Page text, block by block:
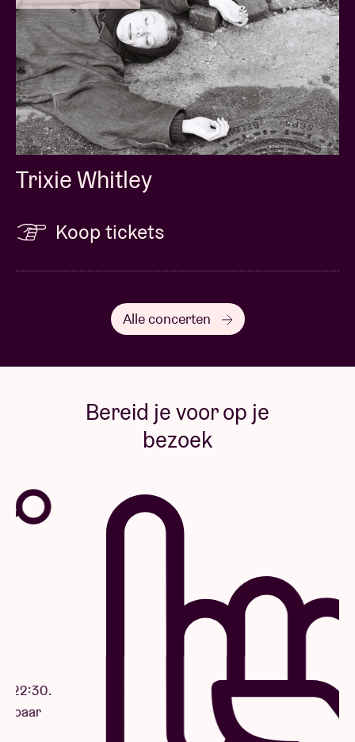
Trixie Whitley
Koop tickets
Alle concerten
Bereid je voor op je
bezoek